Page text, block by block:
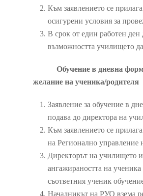
Към заявлението се
осигурени условия за
В срок от един работен
възможността училището
Обучение в дневна
желание на ученика/родителя
Заявление за обучение в
подава до директора на
Към заявлението се
на Регионално управление
Директорът на училището
ангажираността на
съответния ученик
Началникът на РУО взема